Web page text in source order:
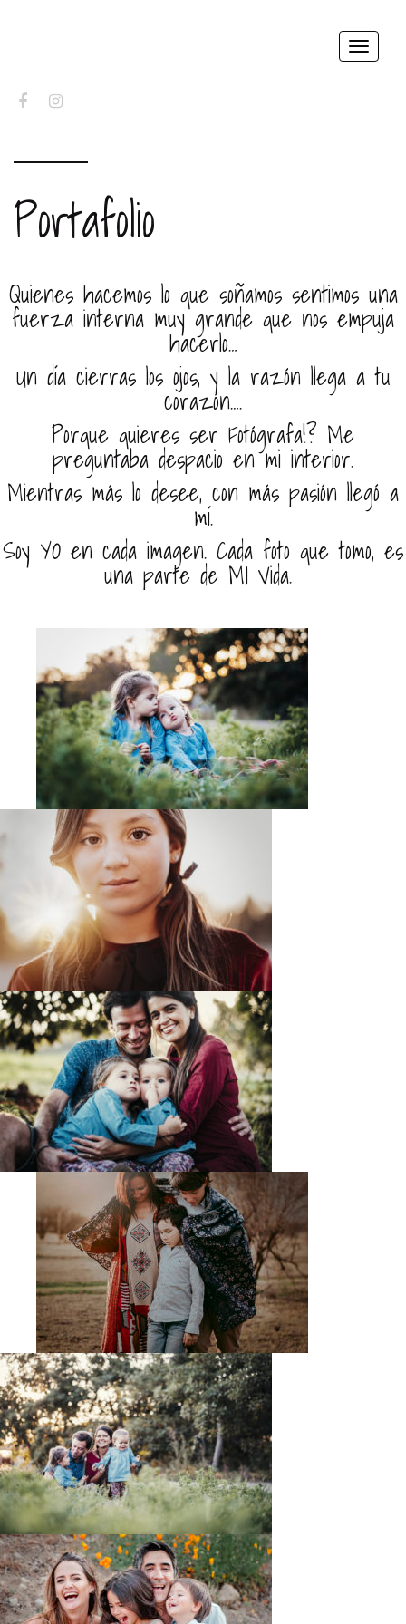
Toggle
FACEBOOKINSTAGRAM
Portafolio
Quienes hacemos lo que soñamos sentimos una
fuerza interna muy grande que nos empuja
hacerlo…
Un día cierras los ojos, y la razón llega a tu
corazón….
Porque quieres ser Fotógrafa!? Me
preguntaba despacio en mi interior.
Mientras más lo desee, con más pasión llegó a
mí.
Soy YO en cada imagen. Cada foto que tomo, es
una parte de MI Vida.